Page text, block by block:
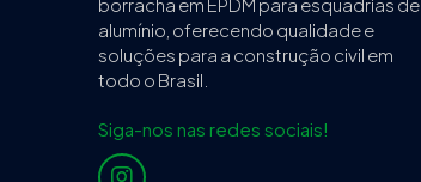
alumínio, oferecendo qualidade e
soluções para a construção civil em
todo o Brasil.
Siga-nos nas redes sociais!